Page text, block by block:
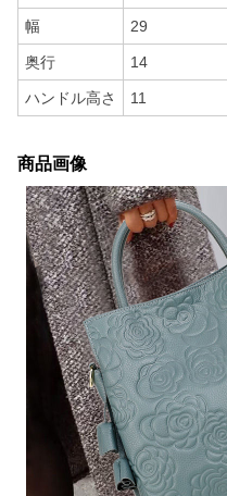
幅 29
奥行 14
ハンドル高さ 11
商品画像